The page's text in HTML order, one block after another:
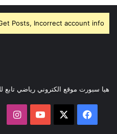
Posts, Incorrect account info.
هيا سبورت موقع الكتروني رياضي تابع
فيسبوك ‫YouTube